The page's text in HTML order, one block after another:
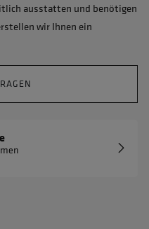
ausstatten und benötigen
wir Ihnen ein